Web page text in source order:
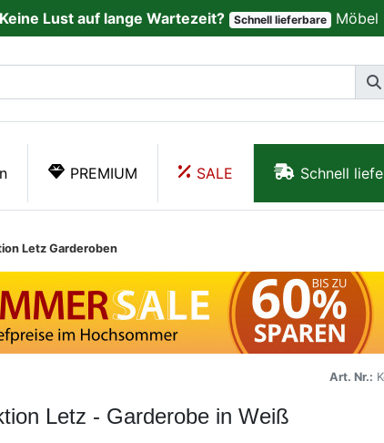
Keine Lust auf lange Wartezeit? Schnell lieferbare Möbel
PREMIUM SALE Schnell
Letz Garderoben
Art. Nr.:
Letz - Garderobe in Weiß